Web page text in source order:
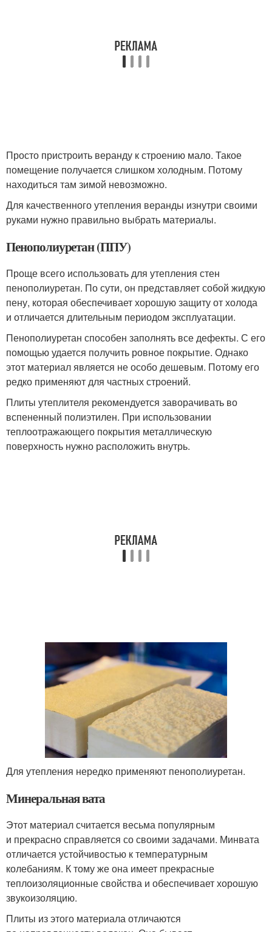
Просто пристроить веранду к строению мало. Такое
помещение получается слишком холодным. Потому
находиться там зимой невозможно.
Для качественного утепления веранды изнутри своими
руками нужно правильно выбрать материалы.
Пенополиуретан (ППУ)
Проще всего использовать для утепления стен
пенополиуретан. По сути, он представляет собой жидкую
пену, которая обеспечивает хорошую защиту от холода
и отличается длительным периодом эксплуатации.
Пенополиуретан способен заполнять все дефекты. С его
помощью удается получить ровное покрытие. Однако
этот материал является не особо дешевым. Потому его
редко применяют для частных строений.
Плиты утеплителя рекомендуется заворачивать во
вспененный полиэтилен. При использовании
теплоотражающего покрытия металлическую
поверхность нужно расположить внутрь.
Для утепления нередко применяют пенополиуретан.
Минеральная вата
Этот материал считается весьма популярным
и прекрасно справляется со своими задачами. Минвата
отличается устойчивостью к температурным
колебаниям. К тому же она имеет прекрасные
теплоизоляционные свойства и обеспечивает хорошую
звукоизоляцию.
Плиты из этого материала отличаются